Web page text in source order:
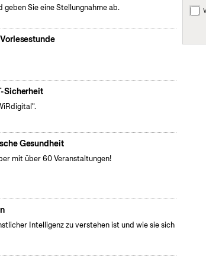
geben Sie eine Stellungnahme ab.
Sicherheit
Gesundheit
mit über 60 Veranstaltungen!
Intelligenz zu verstehen ist und wie sie sich